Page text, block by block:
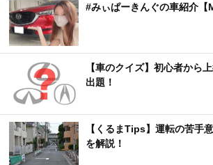
#みぃぱーきんぐの車紹介【
【車のクイズ】初心者から
出題！
【くるまTips】運転の苦手
を解説！